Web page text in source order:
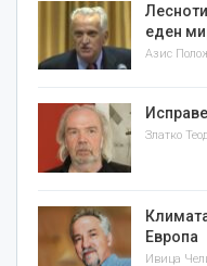
еден
Азис
Европа
Ивица